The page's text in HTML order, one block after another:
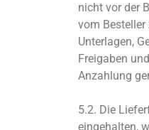
nicht vor der
vom
Unterlagen,
Freigaben
Anzahlung
5.2. Die
eingehalten,